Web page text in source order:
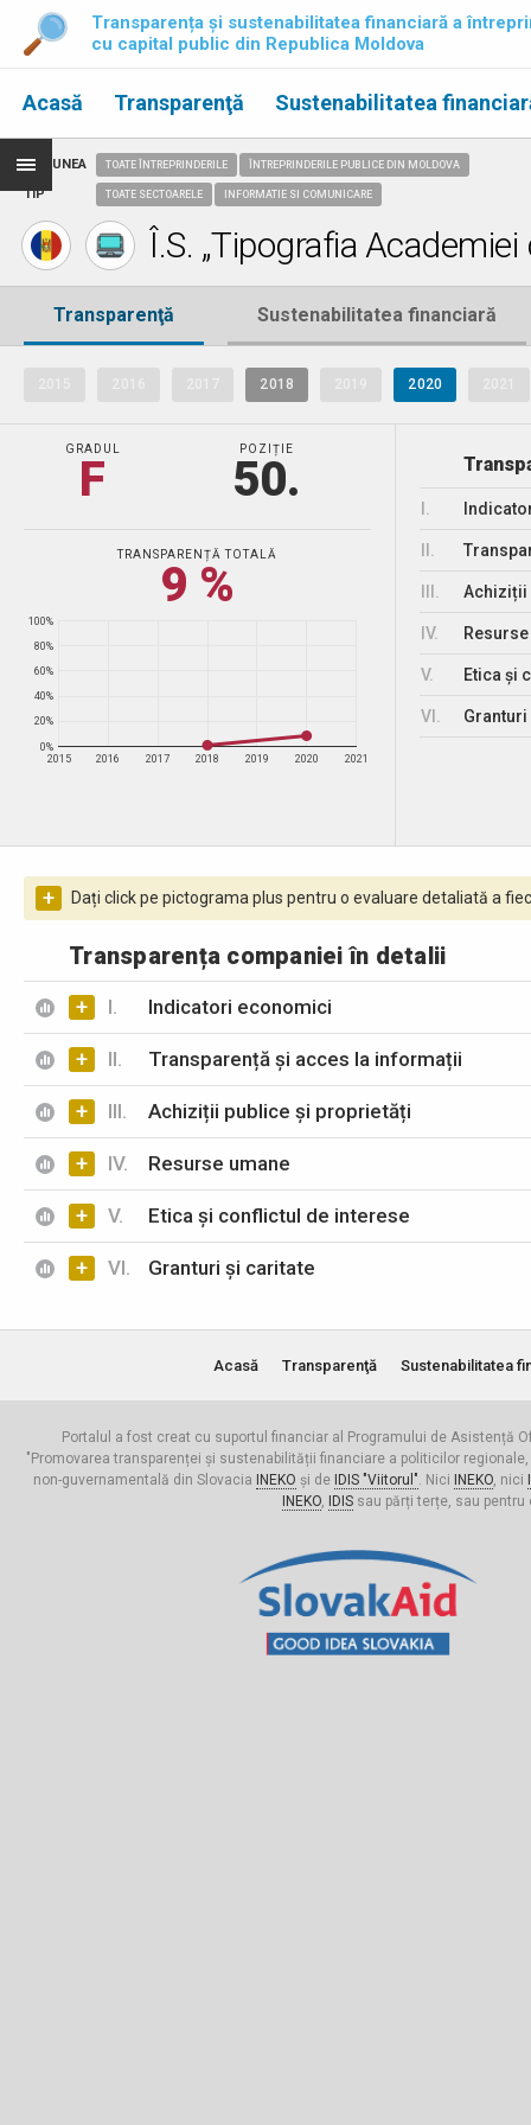
Transparența și sustenabilitatea financiară a
cu capital public din Republica Moldova
Acasă Transparenţă Sustenabilitatea
REGIUNEA
TIP
TOATE ÎNTREPRINDERILE ÎNTREPRINDERILE PUBLICE DIN MOLDOVA
TOATE SECTOARELE INFORMATIE SI COMUNICARE
Î.S. „Tipografia
Transparenţă Sustenabilitatea financiară
2018 2020
GRADUL
F
POZIȚIE
50.
TRANSPARENȚĂ TOTALĂ
9 %
2015 2016 2017 2018 2019 2020 2021
0%
20%
40%
60%
80%
100%
Achiziții
IV.
V. Etica și
VI.
+ Dați click pe pictograma plus pentru o evaluare detaliată a
Transparența companiei în detalii
+ I. Indicatori economici
+ II. Transparență și acces la informații
+ III. Achiziții publice și proprietăți
+ IV. Resurse umane
+ V. Etica și conflictul de interese
+ VI. Granturi și caritate
Acasă Transparenţă Sustenabilitatea
Portalul a fost creat cu suportul financiar al Programului de Asistență
"Promovarea transparenței și sustenabilității financiare a politicilor
non-guvernamentală din Slovacia
INEKO și de IDIS "Viitorul". Nici INEKO, nici
INEKO, IDISsau părți terțe, sau pentru